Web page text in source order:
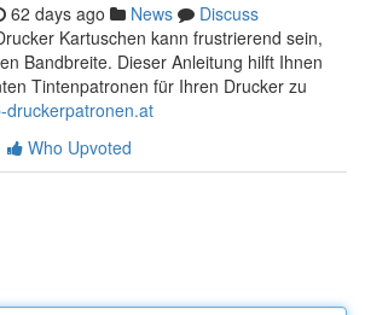
62 days ago News
Discuss
Kartuschen kann frustrierend sein,
Bandbreite. Dieser Anleitung hilft Ihnen
Tintenpatronen für Ihren Drucker zu
druckerpatronen.at
Who Upvoted